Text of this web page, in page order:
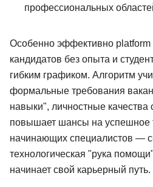
профессиональных
Особенно эффективно platform
кандидатов без опыта и
гибким графиком. Алгоритм
формальные требования
навыки", личностные качества
повышает шансы на успешное
начинающих специалистов —
технологическая "рука
начинает свой карьерный путь.